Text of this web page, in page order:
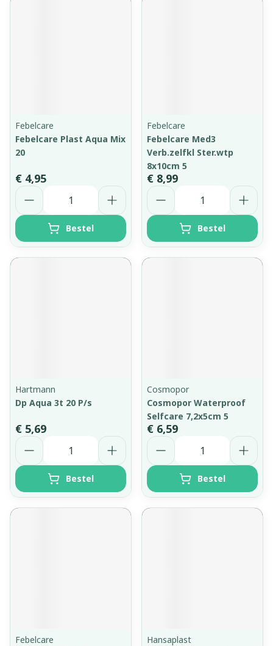
Febelcare
Febelcare Plast Aqua Mix
20
€ 4,95
Aantal
Bestel
Febelcare
Febelcare Med3
Verb.zelfkl Ster.wtp
8x10cm 5
€ 8,99
Aantal
Bestel
Hartmann
Dp Aqua 3t 20 P/s
€ 5,69
Aantal
Bestel
Cosmopor
Cosmopor Waterproof
Selfcare 7,2x5cm 5
€ 6,59
Aantal
Bestel
Febelcare
Hansaplast